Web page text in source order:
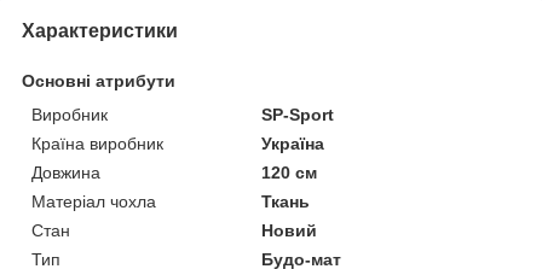
Характеристики
Основні атрибути
Виробник
SP-Sport
Країна виробник
Україна
Довжина
120 см
Матеріал чохла
Ткань
Стан
Новий
Тип
Будо-мат